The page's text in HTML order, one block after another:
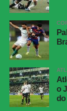
amarelos
Cartões
vermelhos
Gol
Árbitro
Assistentes
VAR
o
do